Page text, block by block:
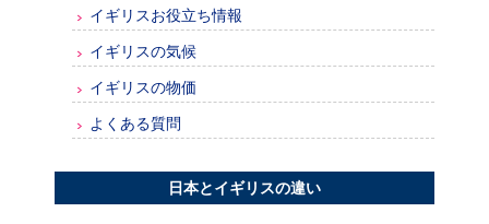
イギリスお役立ち情報
イギリスの気候
イギリスの物価
よくある質問
日本とイギリスの違い